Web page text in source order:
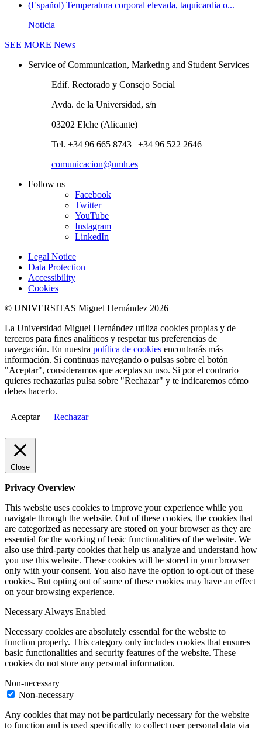
(Español) Temperatura corporal elevada, taquicardia o...
Noticia
SEE MORE News
Service of Communication, Marketing and Student Services
Edif. Rectorado y Consejo Social
Avda. de la Universidad, s/n
03202 Elche (Alicante)
Tel. +34 96 665 8743 | +34 96 522 2646
comunicacion@umh.es
Follow us
Facebook
Twitter
YouTube
Instagram
LinkedIn
Legal Notice
Data Protection
Accessibility
Cookies
© UNIVERSITAS Miguel Hernández 2026
La Universidad Miguel Hernández utiliza cookies propias y de
terceros para fines analíticos y respetar tus preferencias de
navegación. En nuestra política de cookies encontrarás más
información. Si continuas navegando o pulsas sobre el botón
"Aceptar", consideramos que aceptas su uso. Si por el contrario
quieres rechazarlas pulsa sobre "Rechazar" y te indicaremos cómo
debes hacerlo.
Aceptar Rechazar
Close
Privacy Overview
This website uses cookies to improve your experience while you
navigate through the website. Out of these cookies, the cookies that
are categorized as necessary are stored on your browser as they are
essential for the working of basic functionalities of the website. We
also use third-party cookies that help us analyze and understand how
you use this website. These cookies will be stored in your browser
only with your consent. You also have the option to opt-out of these
cookies. But opting out of some of these cookies may have an effect
on your browsing experience.
Necessary Always Enabled
Necessary cookies are absolutely essential for the website to
function properly. This category only includes cookies that ensures
basic functionalities and security features of the website. These
cookies do not store any personal information.
Non-necessary
Non-necessary
Any cookies that may not be particularly necessary for the website
to function and is used specifically to collect user personal data via